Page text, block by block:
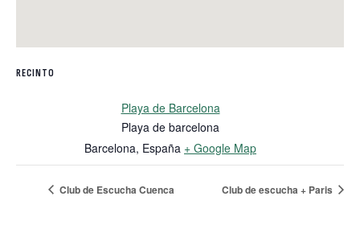
RECINTO
Playa de Barcelona
Playa de barcelona
Barcelona, España + Google Map
Club de Escucha Cuenca Club de escucha + Paris